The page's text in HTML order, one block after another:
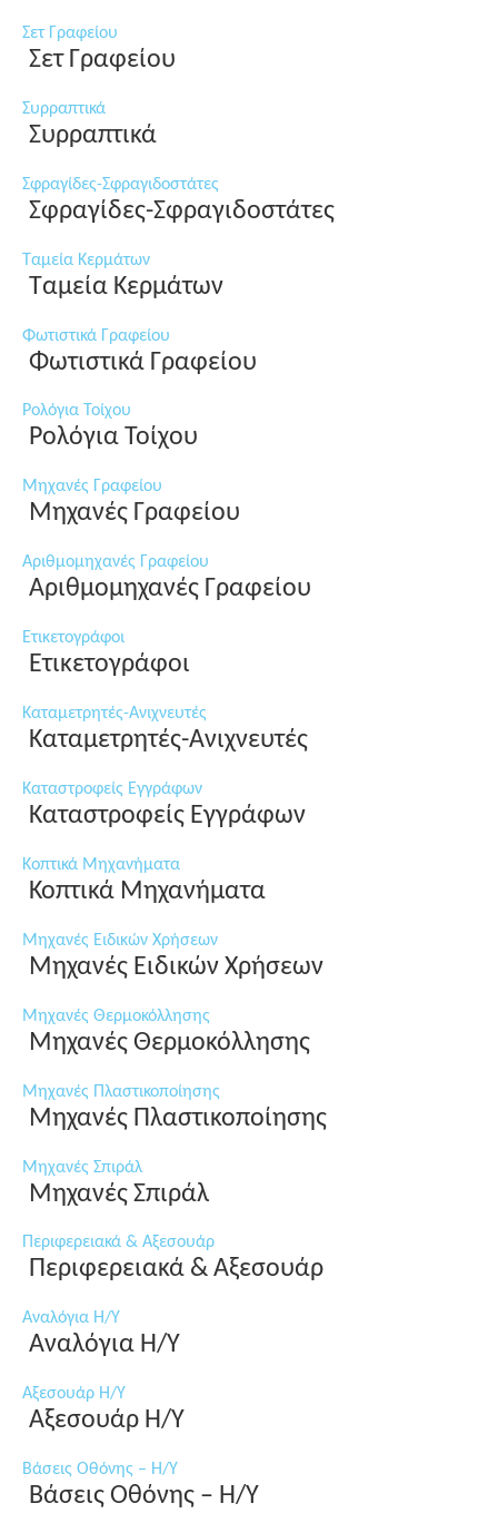
Σετ Γραφείου
Σετ Γραφείου
Συρραπτικά
Συρραπτικά
Σφραγίδες-Σφραγιδοστάτες
Σφραγίδες-Σφραγιδοστάτες
Ταμεία Κερμάτων
Ταμεία Κερμάτων
Φωτιστικά Γραφείου
Φωτιστικά Γραφείου
Ρολόγια Τοίχου
Ρολόγια Τοίχου
Μηχανές Γραφείου
Μηχανές Γραφείου
Αριθμομηχανές Γραφείου
Αριθμομηχανές Γραφείου
Ετικετογράφοι
Ετικετογράφοι
Καταμετρητές-Ανιχνευτές
Καταμετρητές-Ανιχνευτές
Καταστροφείς Εγγράφων
Καταστροφείς Εγγράφων
Κοπτικά Μηχανήματα
Κοπτικά Μηχανήματα
Μηχανές Ειδικών Χρήσεων
Μηχανές Ειδικών Χρήσεων
Μηχανές Θερμοκόλλησης
Μηχανές Θερμοκόλλησης
Μηχανές Πλαστικοποίησης
Μηχανές Πλαστικοποίησης
Μηχανές Σπιράλ
Μηχανές Σπιράλ
Περιφερειακά & Αξεσουάρ
Περιφερειακά & Αξεσουάρ
Αναλόγια Η/Υ
Αναλόγια Η/Υ
Αξεσουάρ Η/Υ
Αξεσουάρ Η/Υ
Βάσεις Οθόνης – Η/Υ
Βάσεις Οθόνης – Η/Υ